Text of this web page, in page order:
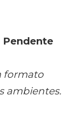
Pendente
formato
ambientes.